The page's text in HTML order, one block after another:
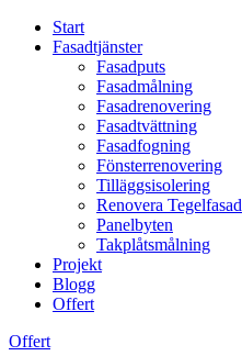
Start
Fasadtjänster
Fasadputs
Fasadmålning
Fasadrenovering
Fasadtvättning
Fasadfogning
Fönsterrenovering
Tilläggsisolering
Renovera Tegelfasad
Panelbyten
Takplåtsmålning
Projekt
Blogg
Offert
Offert